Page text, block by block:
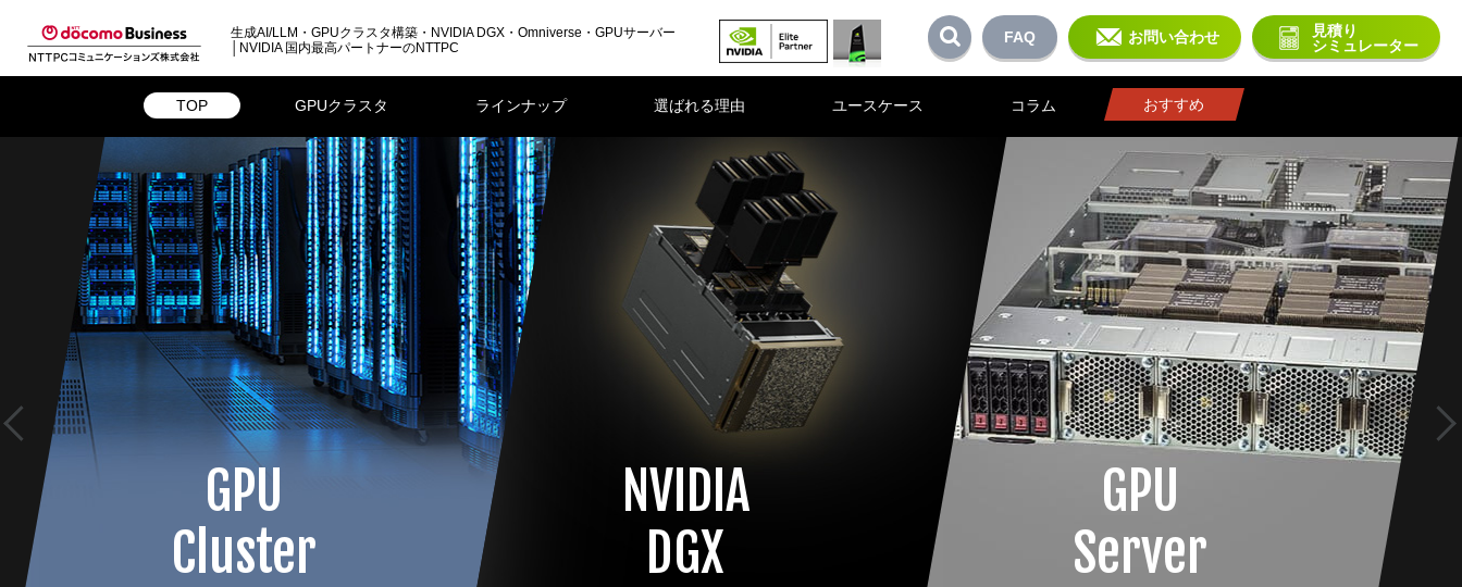
生成AI/LLM・GPUクラスタ構築・NVIDIA DGX・Omniverse・GPUサーバー
│NVIDIA 国内最高パートナーのNTTPC
FAQ お問い合わせ
見積り
シミュレーター
TOP GPUクラスタ ラインナップ 選ばれる理由 ユースケース コラム おすすめ
GPU
Cluster
NVIDIA
DGX
GPU
Server